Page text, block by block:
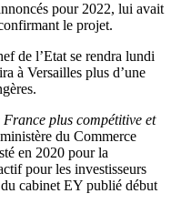
pour 2022, lui avait
le projet.
de l’Etat se rendra lundi
à Versailles plus d’une
plus compétitive et
du Commerce
en 2020 pour la
pour les investisseurs
cabinet EY publié début